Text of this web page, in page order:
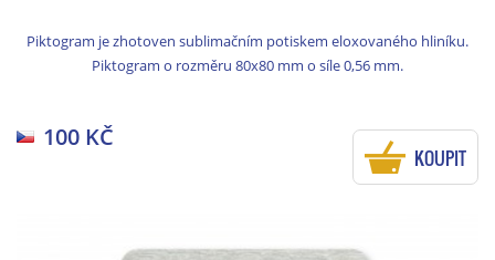
Piktogram je zhotoven sublimačním potiskem eloxovaného hliníku.
Piktogram o rozměru 80x80 mm o síle 0,56 mm.
100 KČ
KOUPIT